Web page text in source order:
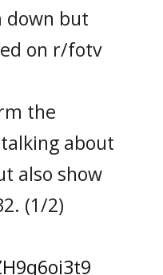
down but
on r/fotv
the
about
also show
(1/2)